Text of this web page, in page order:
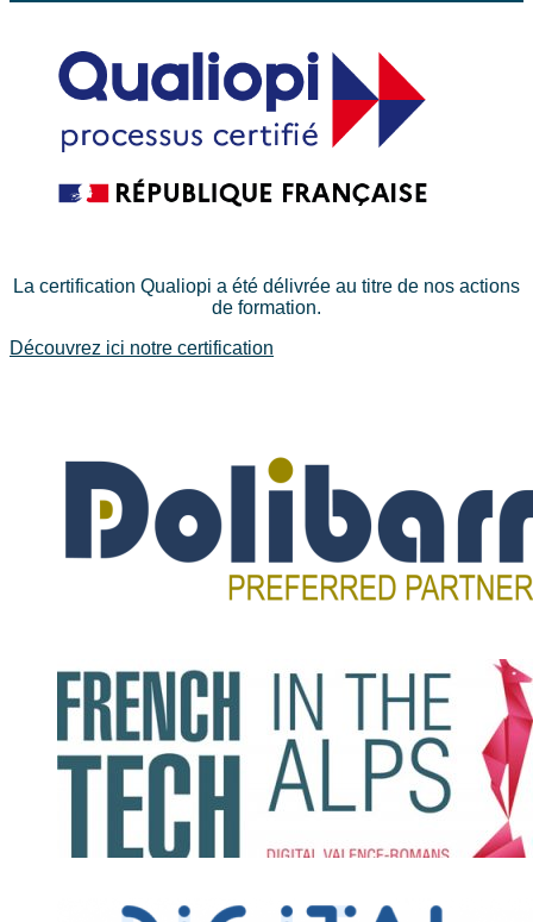
La certification Qualiopi a été délivrée au titre de nos actions
de formation.
Découvrez ici notre certification